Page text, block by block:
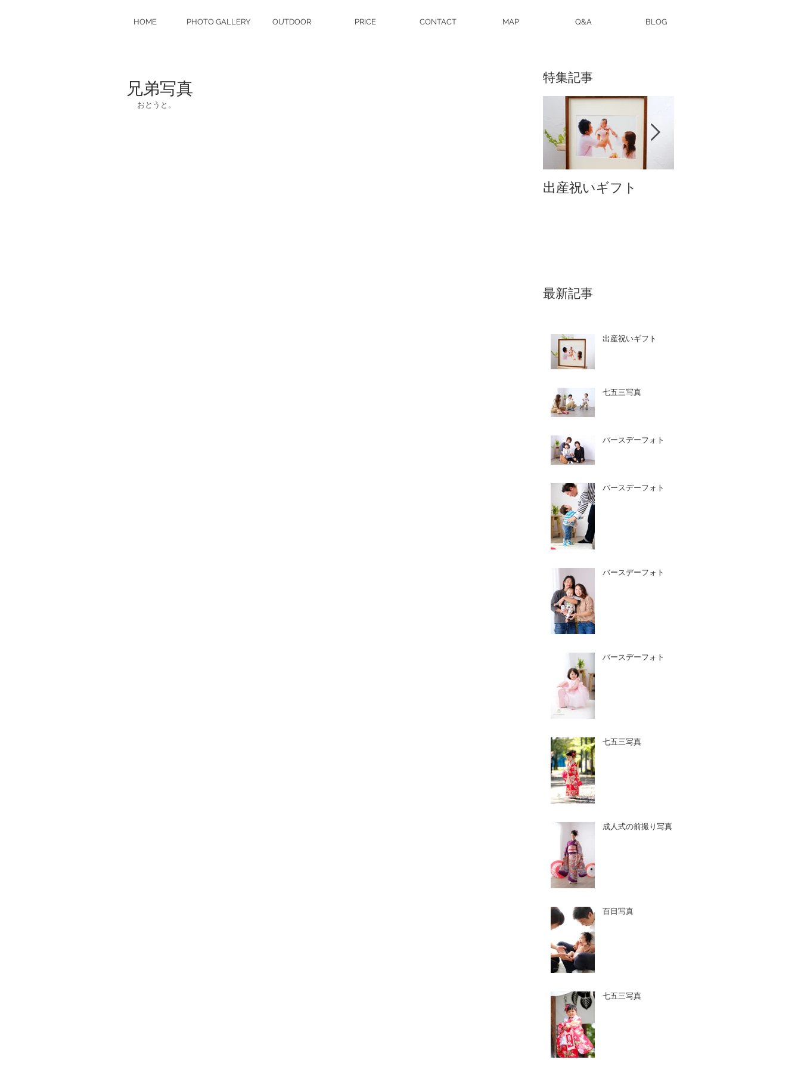
HOME PHOTO GALLERY OUTDOOR PRICE CONTACT MAP Q&A BLOG
兄弟写真
おとうと。
特集記事
出産祝いギフト
最新記事
出産祝いギフト
七五三写真
バースデーフォト
バースデーフォト
バースデーフォト
バースデーフォト
七五三写真
成人式の前撮り写真
百日写真
七五三写真